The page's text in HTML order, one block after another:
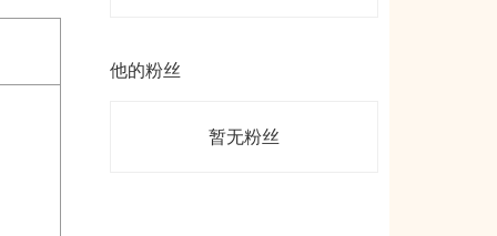
他的粉丝
暂无粉丝